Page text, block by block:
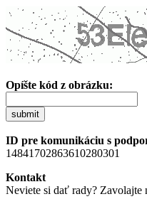
Opíšte kód z obrázku:
submit
ID pre komunikáciu s
14841702863610280301
Kontakt
Neviete si dať rady? Zavolajte